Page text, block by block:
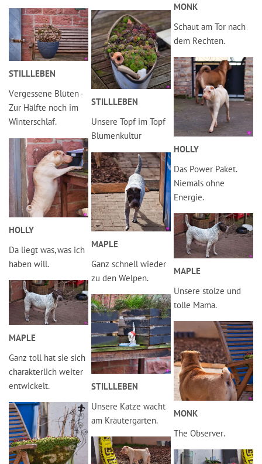
STILLLEBEN
Vergessene Blüten -
Zur Hälfte noch im
Winterschlaf.
HOLLY
Da liegt was, was ich
haben will.
MAPLE
Ganz toll hat sie sich
charakterlich weiter
entwickelt.
STILLLEBEN
Unsere Topf im Topf
Blumenkultur
MAPLE
Ganz schnell wieder
zu den Welpen.
STILLLEBEN
Unsere Katze wacht
am Kräutergarten.
MONK
Schaut am Tor nach
dem Rechten.
HOLLY
Das Power Paket.
Niemals ohne
Energie.
MAPLE
Unsere stolze und
tolle Mama.
MONK
The Observer.